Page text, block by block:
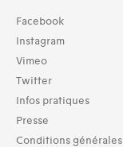
Facebook
Instagram
Vimeo
Twitter
Infos pratiques
Presse
Conditions générales